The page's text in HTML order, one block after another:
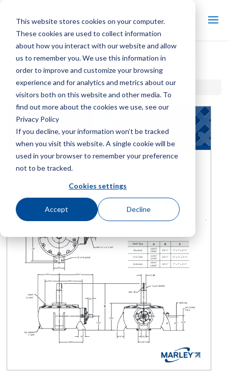
This website stores cookies on your computer.
These cookies are used to collect information
about how you interact with our website and allow
us to remember you. We use this information in
order to improve and customize your browsing
experience and for analytics and metrics about our
visitors both on this website and other media. To
find out more about the cookies we use, see our
Privacy Policy
If you decline, your information won’t be tracked
when you visit this website. A single cookie will be
used in your browser to remember your preference
not to be tracked.
Cookies settings
Accept Decline
3000系列减速机工程数据和规格
首页 / 图书馆 /3000系列减速机工程数据和规格